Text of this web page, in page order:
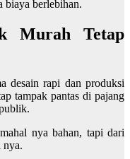
biaya berlebihan.
Murah Tetap
desain rapi dan produksi
tampak pantas di pajang
nya bahan, tapi dari
nya.